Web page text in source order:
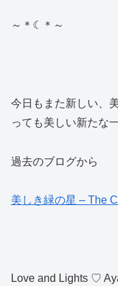
～＊☾＊～
今日もまた新しい、
っても美しい新たな
過去のブログから
美しき緑の星 – The
Love and Lights ♡